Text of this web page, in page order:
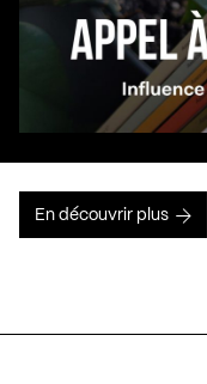
En découvrir plus